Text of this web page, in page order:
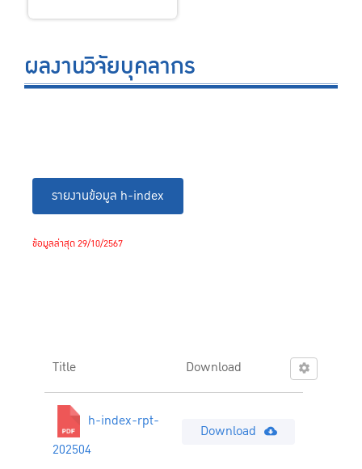
ผลงานวิจัยบุคลากร
รายงานข้อมูล h-index
ข้อมูลล่าสุด 29/10/2567
Title Download
h-index-rpt-
202504
Download